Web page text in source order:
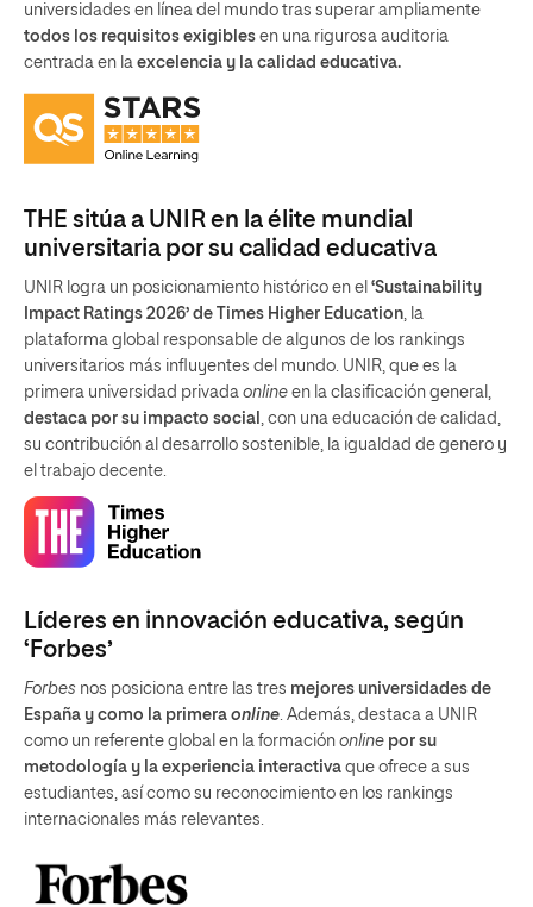
universidades en línea del mundo tras superar ampliamente
todos los requisitos exigibles en una rigurosa auditoria
centrada en la excelencia y la calidad educativa.
THE sitúa a UNIR en la élite mundial
universitaria por su calidad educativa
UNIR logra un posicionamiento histórico en el ‘Sustainability
Impact Ratings 2026’ de Times Higher Education, la
plataforma global responsable de algunos de los rankings
universitarios más influyentes del mundo. UNIR, que es la
primera universidad privada online en la clasificación general,
destaca por su impacto social , con una educación de calidad,
su contribución al desarrollo sostenible, la igualdad de genero y
el trabajo decente.
Líderes en innovación educativa, según
‘Forbes’
Forbes nos posiciona entre las tres mejores universidades de
España y como la primera online. Además, destaca a UNIR
como un referente global en la formación online por su
metodología y la experiencia interactiva que ofrece a sus
estudiantes, así como su reconocimiento en los rankings
internacionales más relevantes.